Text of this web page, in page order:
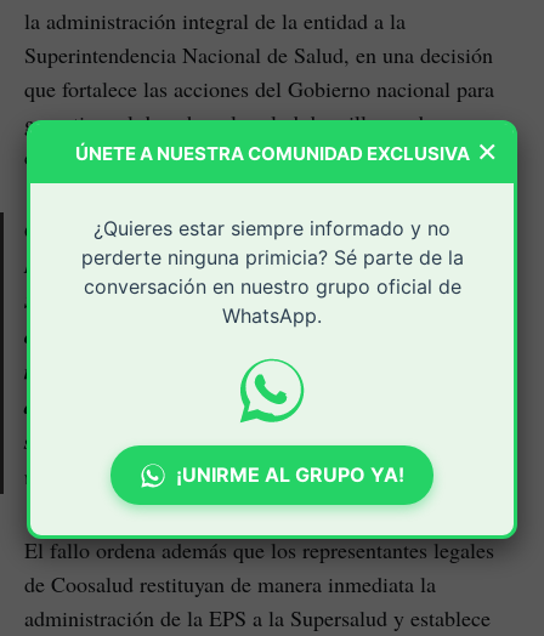
la administración integral de la entidad a la
Superintendencia Nacional de Salud, en una decisión
que fortalece las acciones del Gobierno nacional para
garantizar el derecho a la salud de millones de
colombianos.
Con esta determinación judicial, la intervención de la
EPS continúa plenamente vigente y la
Superintendencia Nacional de Salud retomará el
control integral de la entidad para avanzar en las
medidas orientadas a corregir las fallas
administrativas, financieras y de prestación de
servicios identificadas durante el proceso de
vigilancia.
El fallo ordena además que los representantes legales
de Coosalud restituyan de manera inmediata la
administración de la EPS a la Supersalud y establece
×
ÚNETE A NUESTRA COMUNIDAD EXCLUSIVA
¿Quieres estar siempre informado y no
perderte ninguna primicia? Sé parte de la
conversación en nuestro grupo oficial de
WhatsApp.
¡UNIRME AL GRUPO YA!